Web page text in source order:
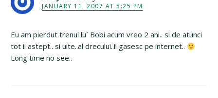
JANUARY 11, 2007 AT 5:25 PM
Eu am pierdut trenul lu` Bobi acum vreo 2 ani.. si de atunci
tot il astept.. si uite..al drecului..il gasesc pe internet..
Long time no see..